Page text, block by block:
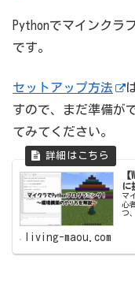
Pythonでマインクラ
です。
セットアップ方法
すので、まだ準備が
てみてください。
に
マ
心
つ
living-maou.com